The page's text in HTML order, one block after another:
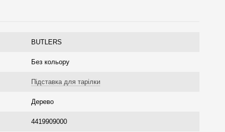
BUTLERS
Без кольору
Підставка для тарілки
Дерево
4419909000